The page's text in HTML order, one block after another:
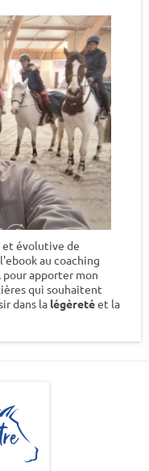
évolutive de
au coaching
pour apporter mon
qui souhaitent
dans la légèretéet la